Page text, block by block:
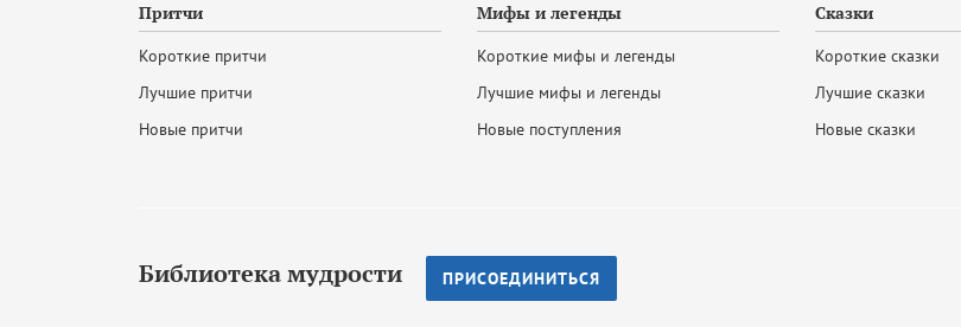
Притчи
Короткие притчи
Лучшие притчи
Новые притчи
Мифы и легенды
Короткие мифы и легенды
Лучшие мифы и легенды
Новые поступления
Сказки
Короткие сказки
Лучшие сказки
Новые сказки
Библиотека мудрости ПРИСОЕДИНИТЬСЯ